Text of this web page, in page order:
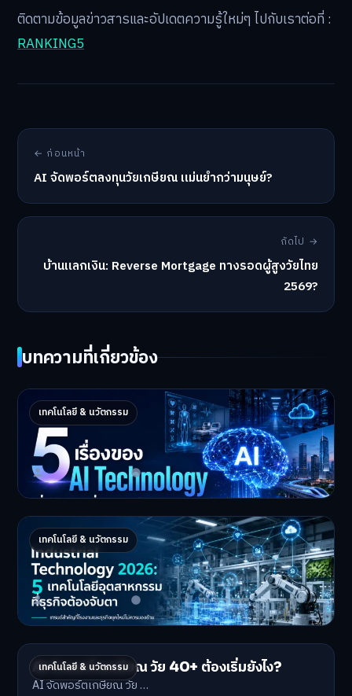
ติดตามข้อมูลข่าวสารและอัปเดตความรู้ใหม่ๆ ไปกับเราต่อที่ :
RANKING5
← ก่อนหน้า
AI จัดพอร์ตลงทุนวัยเกษียณ แม่นยำกว่ามนุษย์?
ถัดไป →
บ้านแลกเงิน: Reverse Mortgage ทางรอดผู้สูงวัยไทย
2569?
บทความที่เกี่ยวข้อง
เทคโนโลยี & นวัตกรรม
5 เรื่องของ AI Technology ที่กำลังเปลี่ยนโลก
ในปี 2026
5 AI Technology ที่กำล…
Master Bussiness 2 กรกฎาคม 2026
เทคโนโลยี & นวัตกรรม
Industrial 2026 : 5 เทคโนโลยีอุตสาหกรรมที่
ธุรกิจต้องจับตา
Industrial Technology …
Master Bussiness 1 กรกฎาคม 2026
เทคโนโลยี & นวัตกรรม
AI จัดพอร์ตเกษียณ วัย 40+ ต้องเริ่มยังไง?
AI จัดพอร์ตเกษียณ วัย …